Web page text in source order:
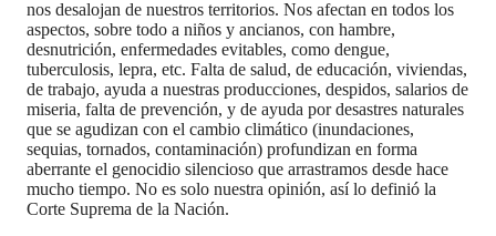
nos desalojan de nuestros territorios. Nos afectan en todos los
aspectos, sobre todo a niños y ancianos, con hambre,
desnutrición, enfermedades evitables, como dengue,
tuberculosis, lepra, etc. Falta de salud, de educación, viviendas,
de trabajo, ayuda a nuestras producciones, despidos, salarios de
miseria, falta de prevención, y de ayuda por desastres naturales
que se agudizan con el cambio climático (inundaciones,
sequias, tornados, contaminación) profundizan en forma
aberrante el genocidio silencioso que arrastramos desde hace
mucho tiempo. No es solo nuestra opinión, así lo definió la
Corte Suprema de la Nación.